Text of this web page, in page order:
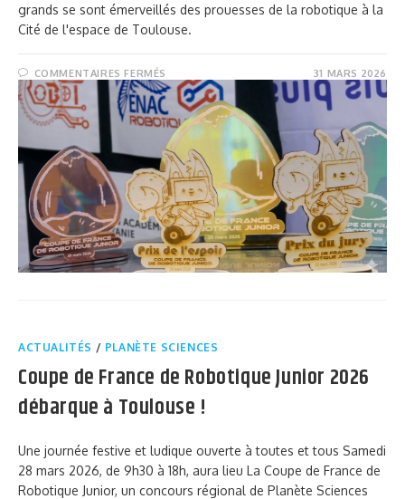
grands se sont émerveillés des prouesses de la robotique à la
Cité de l'espace de Toulouse.
COMMENTAIRES FERMÉS 31 MARS 2026
ACTUALITÉS / PLANÈTE SCIENCES
Coupe de France de Robotique Junior 2026
débarque à Toulouse !
Une journée festive et ludique ouverte à toutes et tous Samedi
28 mars 2026, de 9h30 à 18h, aura lieu La Coupe de France de
Robotique Junior, un concours régional de Planète Sciences